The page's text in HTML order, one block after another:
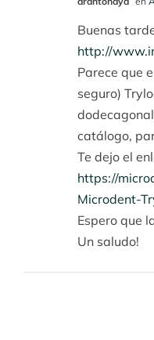
Buenas
http://
Parece que
seguro)
catálogo,
Te dejo el
https://
Microdent-
Espero que
Un saludo!